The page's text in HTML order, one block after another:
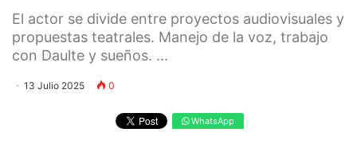
El actor se divide entre proyectos audiovisuales y
propuestas teatrales. Manejo de la voz, trabajo
con Daulte y sueños. ...
13 Julio 2025 0
WhatsApp